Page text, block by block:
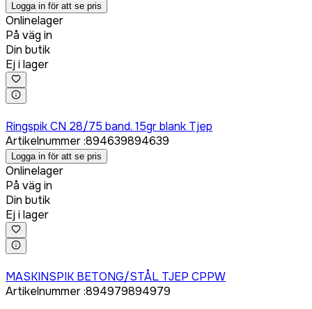
Logga in för att se pris
Onlinelager
På väg in
Din butik
Ej i lager
Ringspik CN 28/75 band. 15gr blank Tjep
Artikelnummer:894639894639
Logga in för att se pris
Onlinelager
På väg in
Din butik
Ej i lager
MASKINSPIK BETONG/STÅL TJEP CPPW
Artikelnummer:894979894979